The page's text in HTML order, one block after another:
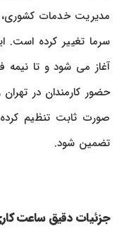
مدیریت خدمات کشوری،
سرما تغییر کرده است.
حضور کارمندان در تهران
صورت ثابت تنظیم کرده
تضمین شود.
جزئیات دقیق ساعت